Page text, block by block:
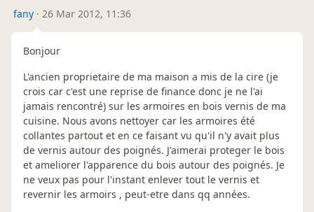
fany · 26 Mar 2012, 11:36
Bonjour
L'ancien proprietaire de ma maison a mis de la cire (je
crois car c'est une reprise de finance donc je ne l'ai
jamais rencontré) sur les armoires en bois vernis de ma
cuisine. Nous avons nettoyer car les armoires été
collantes partout et en ce faisant vu qu'il n'y avait plus
de vernis autour des poignés. J'aimerai proteger le bois
et ameliorer l'apparence du bois autour des poignés. Je
ne veux pas pour l'instant enlever tout le vernis et
revernir les armoirs , peut-etre dans qq années.